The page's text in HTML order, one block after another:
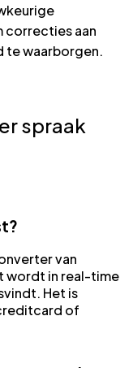
correcties aan
te waarborgen.
spraak
van
wordt in real-time
Het is
of